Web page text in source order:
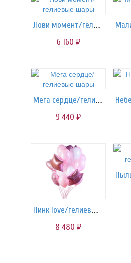
Лови момент/гелиевые шары
6 160 руб.
Мега сердце/гелиевые шары
9 440 руб.
Пинк love/гелиевые шары
8 480 руб.